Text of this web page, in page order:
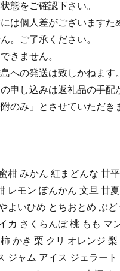
態をご確認下さい。
は個人差がございますた
。ご了承ください。
きません。
への発送は致しかねます。
申し込みは返礼品の手配
のみ」とさせていただき
柑 みかん 紅まどんな 甘
レモン ぽんかん 文旦 甘
よいひめ とちおとめ ぶ
カ さくらんぼ 桃 もも マ
かき 栗 クリ オレンジ
ジャム アイス ジェラー